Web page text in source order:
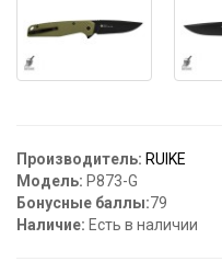
Производитель: RUIKE
Модель: P873-G
Бонусные баллы:79
Наличие: Есть в наличии